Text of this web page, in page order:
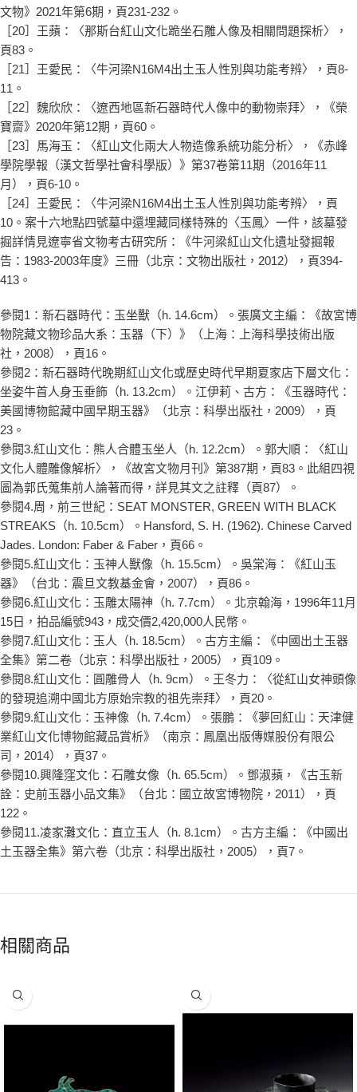
文物》2021年第6期，頁231-232。
［20］王蘋：〈那斯台紅山文化跪坐石雕人像及相關問題探析〉，
頁83。
［21］王愛民：〈牛河梁N16M4出土玉人性別與功能考辨〉，頁8-
11。
［22］魏欣欣：〈遼西地區新石器時代人像中的動物崇拜〉，《榮
寶齋》2020年第12期，頁60。
［23］馬海玉：〈紅山文化兩大人物造像系統功能分析〉，《赤峰
學院學報（漢文哲學社會科學版）》第37卷第11期（2016年11
月），頁6-10。
［24］王愛民：〈牛河梁N16M4出土玉人性別與功能考辨〉，頁
10。案十六地點四號墓中還埋藏同樣特殊的〈玉鳳〉一件，該墓發
掘詳情見遼寧省文物考古研究所：《牛河梁紅山文化遺址發掘報
告：1983-2003年度》三冊（北京：文物出版社，2012），頁394-
413。
參閱1：新石器時代：玉坐獸（h. 14.6cm）。張廣文主編：《故宮博
物院藏文物珍品大系：玉器（下）》（上海：上海科學技術出版
社，2008），頁16。
參閱2：新石器時代晚期紅山文化或歷史時代早期夏家店下層文化：
坐姿牛首人身玉垂飾（h. 13.2cm）。江伊莉、古方：《玉器時代：
美國博物館藏中國早期玉器》（北京：科學出版社，2009），頁
23。
參閱3.紅山文化：熊人合體玉坐人（h. 12.2cm）。郭大順：〈紅山
文化人體雕像解析〉，《故宮文物月刊》第387期，頁83。此組四視
圖為郭氏蒐集前人論著而得，詳見其文之註釋（頁87）。
參閱4.周，前三世紀：SEAT MONSTER, GREEN WITH BLACK
STREAKS（h. 10.5cm）。Hansford, S. H. (1962). Chinese Carved
Jades. London: Faber & Faber，頁66。
參閱5.紅山文化：玉神人獸像（h. 15.5cm）。吳棠海：《紅山玉
器》（台北：震旦文教基金會，2007），頁86。
參閱6.紅山文化：玉雕太陽神（h. 7.7cm）。北京翰海，1996年11月
15日，拍品編號943，成交價2,420,000人民幣。
參閱7.紅山文化：玉人（h. 18.5cm）。古方主編：《中國出土玉器
全集》第二卷（北京：科學出版社，2005），頁109。
參閱8.紅山文化：圓雕骨人（h. 9cm）。王冬力：〈從紅山女神頭像
的發現追溯中國北方原始宗教的祖先崇拜〉，頁20。
參閱9.紅山文化：玉神像（h. 7.4cm）。張鵬：《夢回紅山：天津健
業紅山文化博物館藏品賞析》（南京：鳳凰出版傳媒股份有限公
司，2014），頁37。
參閱10.興隆窪文化：石雕女像（h. 65.5cm）。鄧淑蘋，《古玉新
詮：史前玉器小品文集》（台北：國立故宮博物院，2011），頁
122。
參閱11.凌家灘文化：直立玉人（h. 8.1cm）。古方主編：《中國出
土玉器全集》第六卷（北京：科學出版社，2005），頁7。
相關商品